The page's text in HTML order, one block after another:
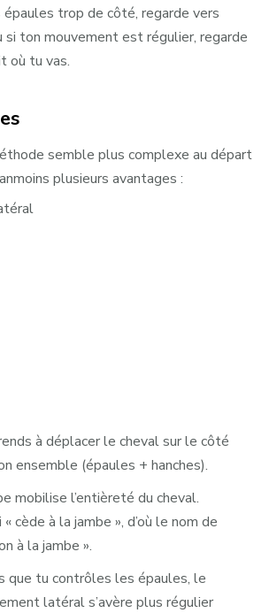
épaules trop de côté, regarde vers
si ton mouvement est régulier, regarde
où tu vas.
semble plus complexe au départ
plusieurs avantages :
à déplacer le cheval sur le côté
ensemble (épaules + hanches).
mobilise l’entièreté du cheval.
« cède à la jambe », d’où le nom de
à la jambe ».
que tu contrôles les épaules, le
latéral s’avère plus régulier